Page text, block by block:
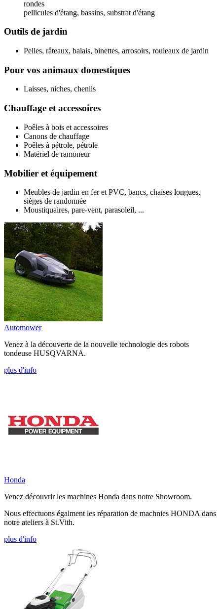
rondes
pellicules d'étang, bassins, substrat d'étang
Outils de jardin
Pelles, râteaux, balais, binettes, arrosoirs, rouleaux de jardin
Pour vos animaux domestiques
Laisses, niches, chenils
Chauffage et accessoires
Poêles à bois et accessoires
Canons de chauffage
Poêles à pétrole, pétrole
Matériel de ramoneur
Mobilier et équipement
Meubles de jardin en fer et PVC, bancs, chaises longues,
sièges de randonnée
Moustiquaires, pare-vent, parasoleil, ...
Automower
Venez à la découverte de la nouvelle technologie des robots
tondeuse HUSQVARNA.
plus d'info
Honda
Venez découvrir les machines Honda dans notre Showroom.
Nous effectuons égalment les réparation de machnies HONDA dans
notre ateliers à St.Vith.
plus d'info